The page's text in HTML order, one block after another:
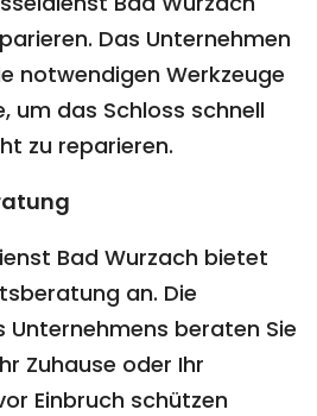
Das Unternehmen
notwendigen Werkzeuge
um das Schloss schnell
zu reparieren.
Bad Wurzach bietet
an. Die
Unternehmens beraten Sie
Zuhause oder Ihr
Einbruch schützen